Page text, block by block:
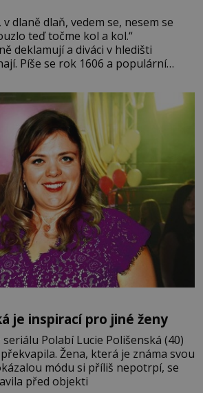
dlaně dlaň, vedem se, nesem se
teď točme kol a kol.“
deklamují a diváci v hledišti
Píše se rok 1606 a populární
Napsal ji pro krále Jakuba I., jenž
je inspirací pro jiné ženy
Polabí Lucie Polišenská (40)
Žena, která je známa svou
módu si příliš nepotrpí, se
před objekti